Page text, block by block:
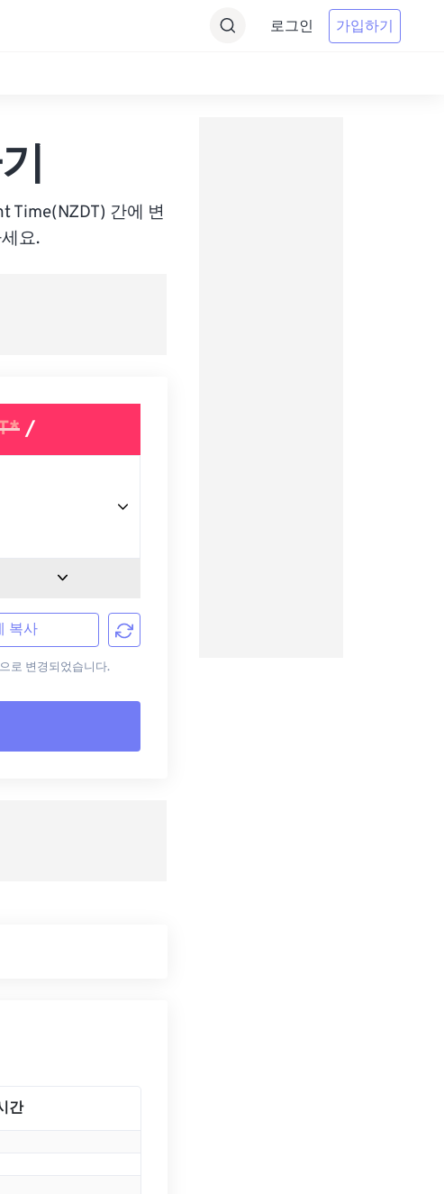
로그인 가입하기
Time(NZDT) 간에 변
요.
/
복사
로 변경되었습니다.
간